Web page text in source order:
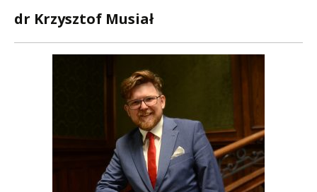
dr Krzysztof Musiał